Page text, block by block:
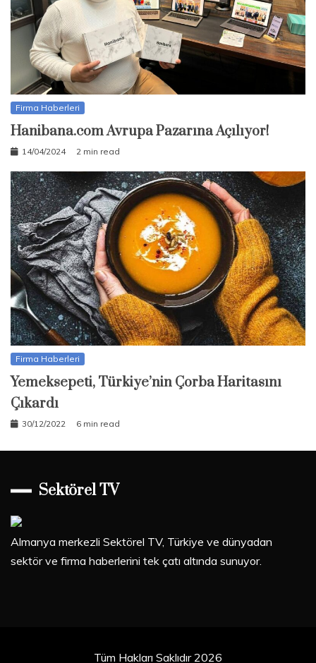
Firma Haberleri
Hanibana.com Avrupa Pazarına Açılıyor!
14/04/2024 2 min read
Firma Haberleri
Yemeksepeti, Türkiye’nin Çorba Haritasını
Çıkardı
30/12/2022 6 min read
Sektörel TV
Almanya merkezli Sektörel TV, Türkiye ve dünyadan
sektör ve firma haberlerini tek çatı altında sunuyor.
Tüm Hakları Saklıdır 2026